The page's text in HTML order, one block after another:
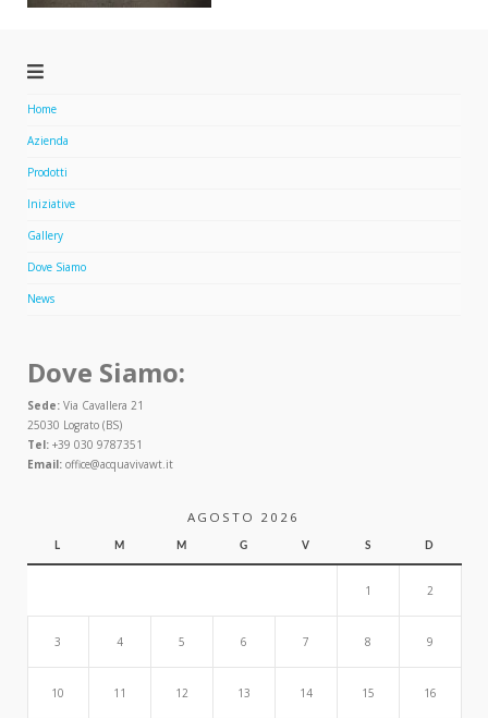
Home
Azienda
Prodotti
Iniziative
Gallery
Dove Siamo
News
Dove Siamo:
Sede:Via Cavallera 21
25030 Lograto (BS)
Tel:+39 030 9787351
Email:office@acquavivawt.it
AGOSTO 2026
L M M G V S D
1 2
3 4 5 6 7 8 9
10 11 12 13 14 15 16